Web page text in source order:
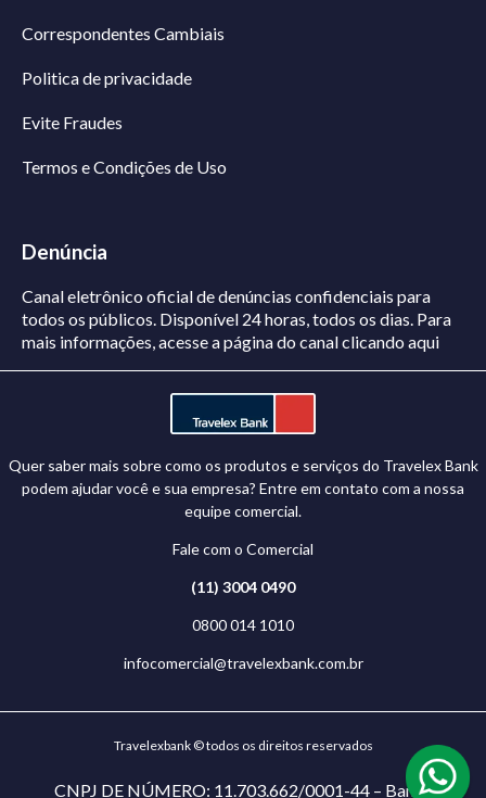
Correspondentes Cambiais
Politica de privacidade
Evite Fraudes
Termos e Condições de Uso
Denúncia
Canal eletrônico oficial de denúncias confidenciais para
todos os públicos. Disponível 24 horas, todos os dias. Para
mais informações, acesse a página do canalclicando aqui
Quer saber mais sobre como os produtos e serviços do Travelex Bank
podem ajudar você e sua empresa? Entre em contato com a nossa
equipe comercial.
Fale com o Comercial
(11) 3004 0490
0800 014 1010
infocomercial@travelexbank.com.br
Travelexbank © todos os direitos reservados
CNPJ DE NÚMERO: 11.703.662/0001-44 – Banco